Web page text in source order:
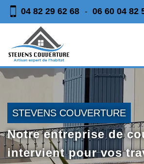
04 82 29 62 68 - 06 60 04 82
STEVENS COUVERTURE
Notre entreprise de
intervient pour vos